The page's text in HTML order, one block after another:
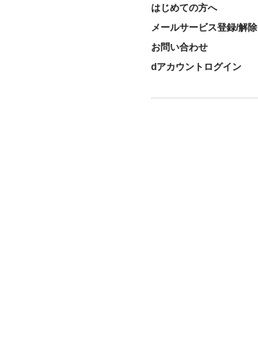
はじめての方へ
メールサービス登録/解除
お問い合わせ
dアカウントログイン